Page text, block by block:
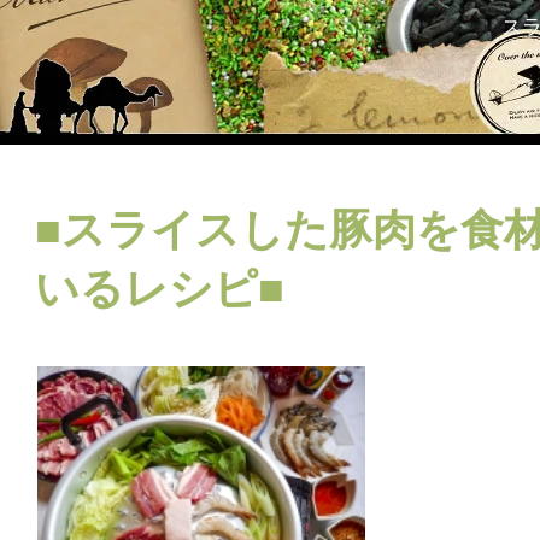
ス
■スライスした豚肉を食
いるレシピ■